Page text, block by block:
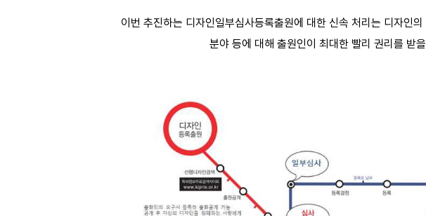
이번 추진하는 디자인일부심사등록출원에 대한 신속 처리는 디자인
분야 등에 대해 출원인이 최대한 빨리 권리를 받